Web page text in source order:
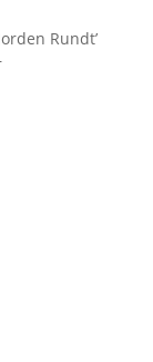
Rundt’